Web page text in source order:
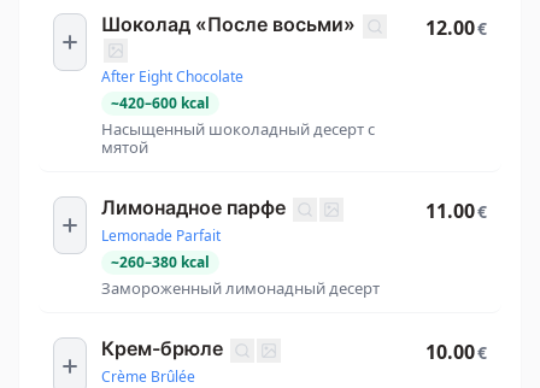
Шоколад «После восьми»
After Eight Chocolate
~420–600 kcal
Насыщенный шоколадный десерт с
мятой
12.00€
Лимонадное парфе
Lemonade Parfait
~260–380 kcal
Замороженный лимонадный десерт
11.00€
Крем-брюле
Crème Brûlée
10.00€